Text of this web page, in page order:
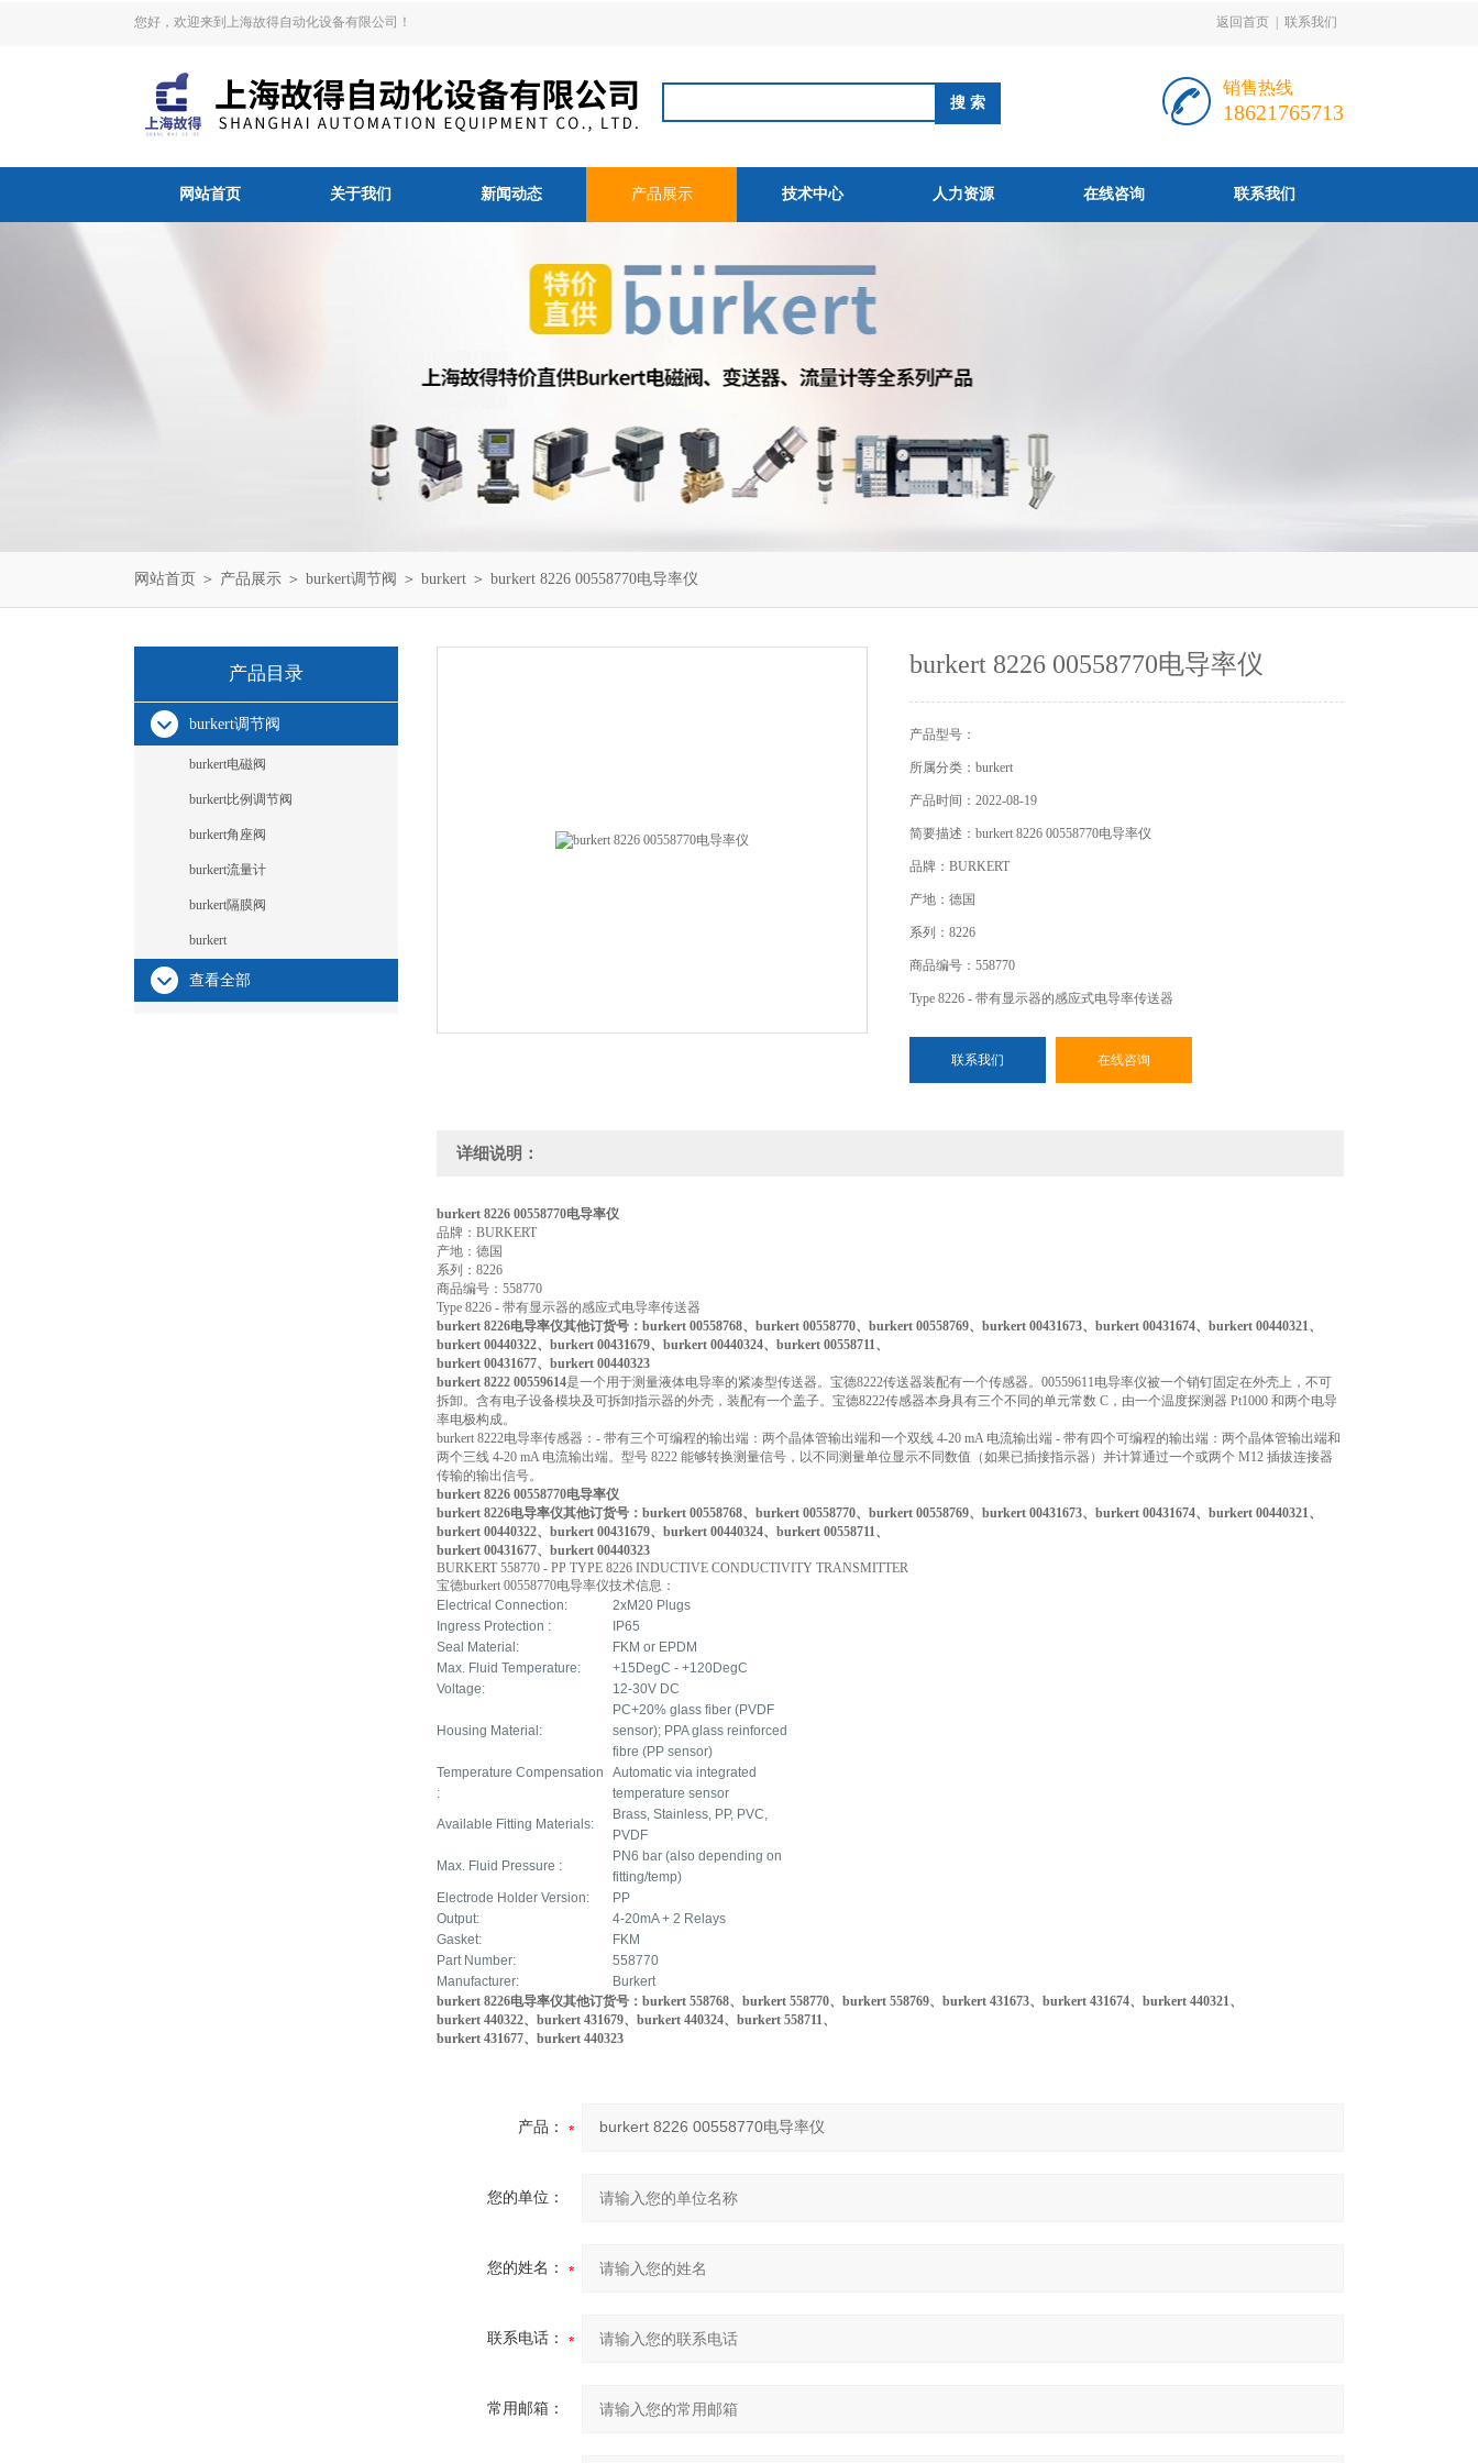
您好，欢迎来到上海故得自动化设备有限公司！ 返回首页 联系我们
销售热线
18621765713
网站首页 关于我们 新闻动态 产品展示 技术中心 人力资源 在线咨询 联系我们
网站首页 ＞ 产品展示 ＞ burkert调节阀 ＞ burkert ＞ burkert 8226 00558770电导率仪
产品目录
burkert调节阀
burkert电磁阀
burkert比例调节阀
burkert角座阀
burkert流量计
burkert隔膜阀
burkert
查看全部
burkert 8226 00558770电导率仪
产品型号：
所属分类：burkert
产品时间：2022-08-19
简要描述：burkert 8226 00558770电导率仪
品牌：BURKERT
产地：德国
系列：8226
商品编号：558770
Type 8226 - 带有显示器的感应式电导率传送器
联系我们 在线咨询
详细说明：
burkert 8226 00558770电导率仪
品牌：BURKERT
产地：德国
系列：8226
商品编号：558770
Type 8226 - 带有显示器的感应式电导率传送器
burkert 8226电导率仪其他订货号：burkert 00558768、burkert 00558770、burkert 00558769、burkert 00431673、 burkert 00431674、burkert 00440321、
burkert 00440322、burkert 00431679、burkert 00440324、burkert 00558711、
burkert 00431677、burkert 00440323
burkert 8222 00559614是一个用于测量液体电导率的紧凑型传送器。宝德8222传送器装配有一个传感器。00559611电导率仪被一个销钉固定在外壳上，不可
拆卸。含有电子设备模块及可拆卸指示器的外壳，装配有一个盖子。宝德8222传感器本身具有三个不同的单元常数 C，由一个温度探测器 Pt1000 和两个电导
率电极构成。
burkert 8222电导率传感器：- 带有三个可编程的输出端：两个晶体管输出端和一个双线 4-20 mA 电流输出端 - 带有四个可编程的输出端：两个晶体管输出端和
两个三线 4-20 mA 电流输出端。型号 8222 能够转换测量信号，以不同测量单位显示不同数值（如果已插接指示器）并计算通过一个或两个 M12 插拔连接器
传输的输出信号。
burkert 8226 00558770电导率仪
burkert 8226电导率仪其他订货号：burkert 00558768、burkert 00558770、burkert 00558769、burkert 00431673、 burkert 00431674、burkert 00440321、
burkert 00440322、burkert 00431679、burkert 00440324、burkert 00558711、
burkert 00431677、burkert 00440323
BURKERT 558770 - PP TYPE 8226 INDUCTIVE CONDUCTIVITY TRANSMITTER
宝德burkert 00558770电导率仪技术信息：
Electrical Connection:
2xM20 Plugs
Ingress Protection :
IP65
Seal Material:
FKM or EPDM
Max. Fluid Temperature:
+15DegC - +120DegC
Voltage:
12-30V DC
Housing Material:
PC+20% glass fiber (PVDF
sensor); PPA glass reinforced
fibre (PP sensor)
Temperature Compensation
:
Automatic via integrated
temperature sensor
Available Fitting Materials:
Brass, Stainless, PP, PVC,
PVDF
Max. Fluid Pressure :
PN6 bar (also depending on
fitting/temp)
Electrode Holder Version:
PP
Output:
4-20mA + 2 Relays
Gasket:
FKM
Part Number:
558770
Manufacturer:
Burkert
burkert 8226电导率仪其他订货号：burkert 558768、burkert 558770、burkert 558769、burkert 431673、 burkert 431674、burkert 440321、
burkert 440322、burkert 431679、burkert 440324、burkert 558711、
burkert 431677、burkert 440323
产品：
您的单位：
您的姓名：
联系电话：
常用邮箱：